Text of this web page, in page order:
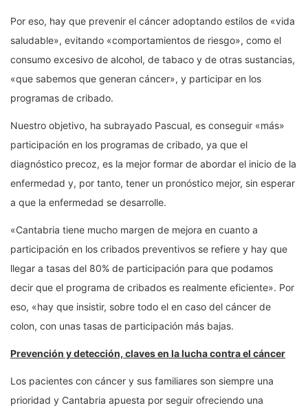
Por eso, hay que prevenir el cáncer adoptando estilos de «vida
saludable», evitando «comportamientos de riesgo», como el
consumo excesivo de alcohol, de tabaco y de otras sustancias,
«que sabemos que generan cáncer», y participar en los
programas de cribado.
Nuestro objetivo, ha subrayado Pascual, es conseguir «más»
participación en los programas de cribado, ya que el
diagnóstico precoz, es la mejor formar de abordar el inicio de la
enfermedad y, por tanto, tener un pronóstico mejor, sin esperar
a que la enfermedad se desarrolle.
«Cantabria tiene mucho margen de mejora en cuanto a
participación en los cribados preventivos se refiere y hay que
llegar a tasas del 80% de participación para que podamos
decir que el programa de cribados es realmente eficiente». Por
eso, «hay que insistir, sobre todo el en caso del cáncer de
colon, con unas tasas de participación más bajas.
Prevención y detección, claves en la lucha contra el cáncer
Los pacientes con cáncer y sus familiares son siempre una
prioridad y Cantabria apuesta por seguir ofreciendo una